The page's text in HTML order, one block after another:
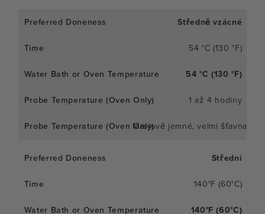
Středně vzácné
54 °C (130 °F)
54 °C (130 °F)
1 až 4 hodiny
Máslově jemné, velmi šťavnaté
Střední
140°F (60°C)
140°F (60°C)